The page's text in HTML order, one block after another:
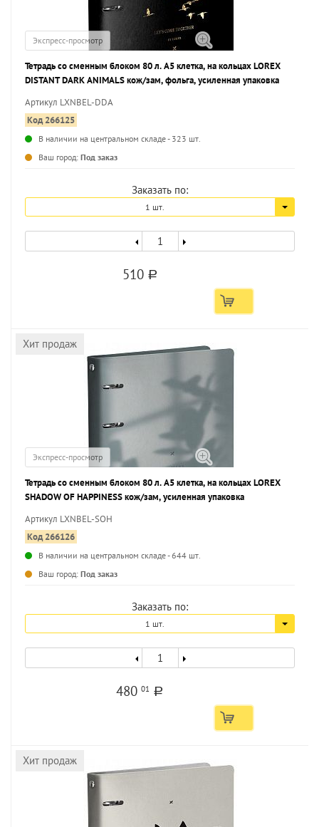
Экспресс-просмотр
Тетрадь со сменным блоком 80 л. А5 клетка, на кольцах LOREX
DISTANT DARK ANIMALS кож/зам, фольга, усиленная упаковка
Артикул LXNBEL-DDA
Код 266125
В наличии на центральном складе - 323 шт.
Ваш город: Под заказ
Заказать по:
1 шт.
510 a
Хит продаж
Экспресс-просмотр
Тетрадь со сменным блоком 80 л. А5 клетка, на кольцах LOREX
SHADOW OF HAPPINESS кож/зам, усиленная упаковка
Артикул LXNBEL-SOH
Код 266126
В наличии на центральном складе - 644 шт.
Ваш город: Под заказ
Заказать по:
1 шт.
48001 a
Хит продаж